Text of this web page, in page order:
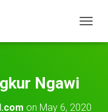
O
A
Ngawi
on May 6, 2020